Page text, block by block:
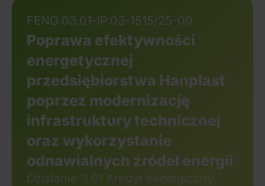
FENG.03.01-IP.03-1515/25-00
Poprawa efektywności
energetycznej
przedsiębiorstwa Hanplast
poprzez modernizację
infrastruktury technicznej
oraz wykorzystanie
odnawialnych źródeł energii
Działanie 3.01 Kredyt ekologiczny